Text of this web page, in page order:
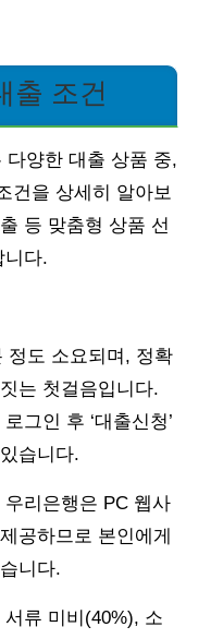
출 조건
다양한 대출 상품 중,
건을 상세히 알아보
등 맞춤형 상품 선
니다.
정도 소요되며, 정확
는 첫걸음입니다.
그인 후 ‘대출신청’
습니다.
리은행은 PC 웹사
공하므로 본인에게
니다.
류 미비(40%), 소